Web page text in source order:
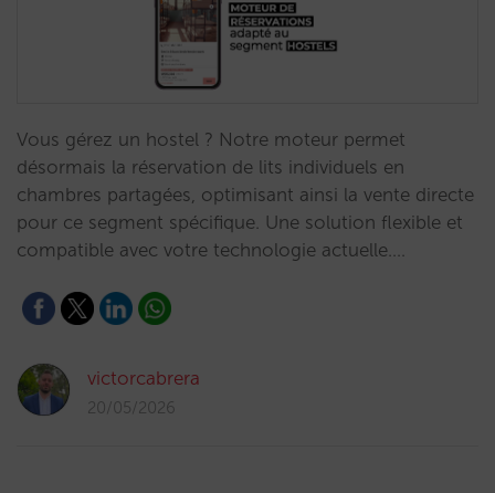
Vous gérez un hostel ? Notre moteur permet
désormais la réservation de lits individuels en
chambres partagées, optimisant ainsi la vente directe
pour ce segment spécifique. Une solution flexible et
compatible avec votre technologie actuelle.…
victorcabrera
20/05/2026